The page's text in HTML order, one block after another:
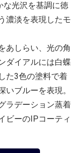
な光沢を基調に徳
濃淡を表現したモ
あしらい、光の角
ダイアルには白蝶
た3色の塗料で着
ブルーを表現。
ラデーション蒸着
ビーのIPコーティ